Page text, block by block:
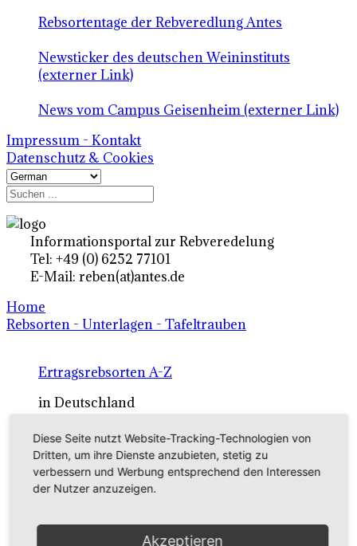
Rebsortentage der Rebveredlung Antes
Newsticker des deutschen Weininstituts
(externer Link)
News vom Campus Geisenheim (externer Link)
Impressum - Kontakt
Datenschutz & Cookies
Informationsportal zur Rebveredelung
Tel: +49 (0) 6252 77101
E-Mail: reben(at)antes.de
Home
Rebsorten - Unterlagen - Tafeltrauben
Ertragsrebsorten A-Z
in Deutschland
Rebsorten international
externe Links
Tafeltraubensorten
Diese Seite nutzt Website-Tracking-Technologien von
Dritten, um ihre Dienste anzubieten, stetig zu
verbessern und Werbung entsprechend den Interessen
der Nutzer anzuzeigen.
Akzeptieren